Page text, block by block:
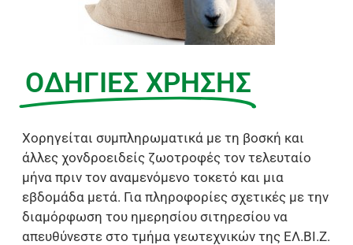
ΟΔΗΓΙΕΣ ΧΡΗΣΗΣ
Χορηγείται συμπληρωματικά με τη βοσκή και
άλλες χονδροειδείς ζωοτροφές τον τελευταίο
μήνα πριν τον αναμενόμενο τοκετό και μια
εβδομάδα μετά. Για πληροφορίες σχετικές με την
διαμόρφωση του ημερησίου σιτηρεσίου να
απευθύνεστε στο τμήμα γεωτεχνικών της ΕΛ.ΒΙ.Ζ.